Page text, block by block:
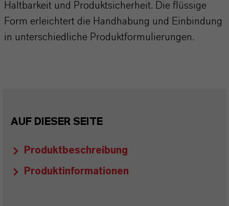
Haltbarkeit und Produktsicherheit. Die flüssige
Form erleichtert die Handhabung und Einbindung
in unterschiedliche Produktformulierungen.
AUF DIESER SEITE
Produktbeschreibung
Produktinformationen